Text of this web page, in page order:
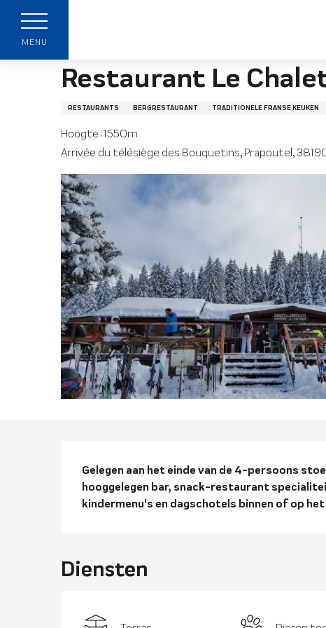
contenu
principal
MENU
Restaurant Le
RESTAURANTS BERGRESTAURANT TRADITIONELE FRANSE KEUKEN
Hoogte : 1550m
Arrivée du télésiège des Bouquetins, Prapoutel,
Gelegen aan het einde van de 4-persoons
hooggelegen bar, snack-restaurant
kindermenu's en dagschotels binnen of op
Diensten